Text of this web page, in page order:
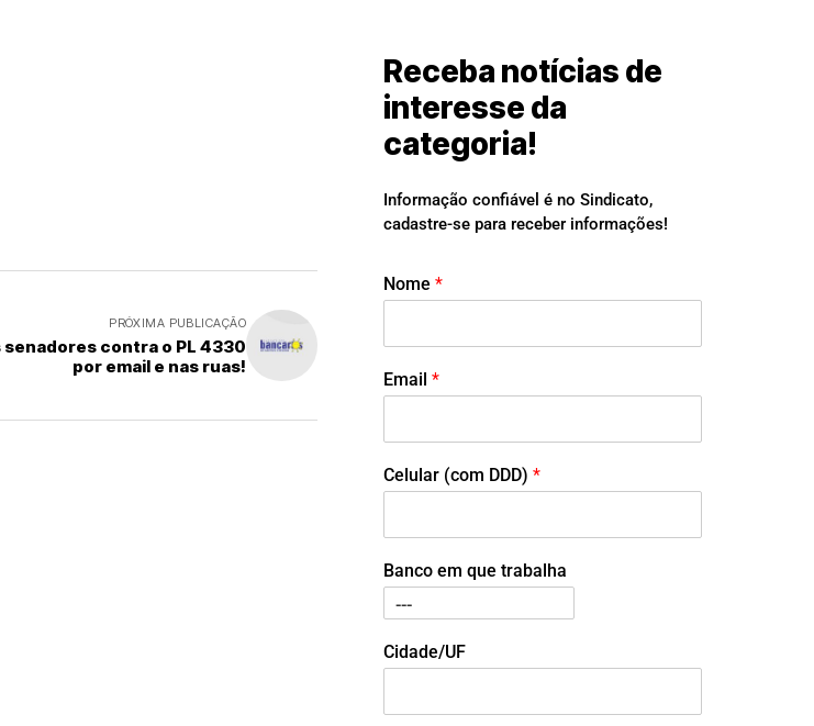
PRÓXIMA PUBLICAÇÃO
senadores contra o PL 4330
por email e nas ruas!
Receba notícias de
interesse da
categoria!
Informação confiável é no Sindicato,
cadastre-se para receber informações!
Nome *
Email *
Celular (com DDD) *
Banco em que trabalha
Cidade/UF